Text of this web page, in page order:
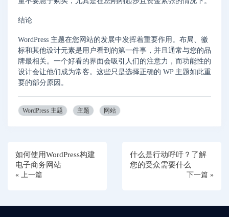
结论
WordPress 主题在您网站的发展中发挥着重要作用。布局、徽
标和其他设计元素是用户看到的第一件事，并且通常与您的品
牌最相关。一个好看的界面会吸引人们的注意力，而功能性的
设计会让他们成为常客。这些只是选择正确的 WP 主题如此重
要的部分原因。
WordPress 主题 主题 网站
如何使用WordPress构建
电子商务网站
« 上一篇
什么是行动呼吁？了解
您的受众需要什么
下一篇 »